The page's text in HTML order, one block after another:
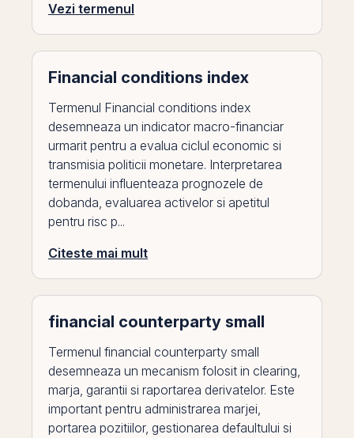
Vezi termenul
Financial conditions index
Termenul Financial conditions index
desemneaza un indicator macro-financiar
urmarit pentru a evalua ciclul economic si
transmisia politicii monetare. Interpretarea
termenului influenteaza prognozele de
dobanda, evaluarea activelor si apetitul
pentru risc p...
Citeste mai mult
financial counterparty small
Termenul financial counterparty small
desemneaza un mecanism folosit in clearing,
marja, garantii si raportarea derivatelor. Este
important pentru administrarea marjei,
portarea pozitiilor, gestionarea defaultului si